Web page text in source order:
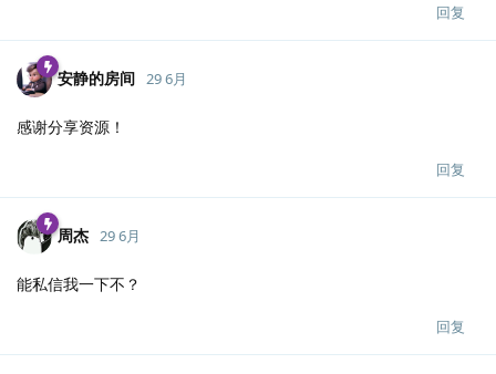
回复
安静的房间 29 6月
感谢分享资源！
回复
周杰 29 6月
能私信我一下不？
回复